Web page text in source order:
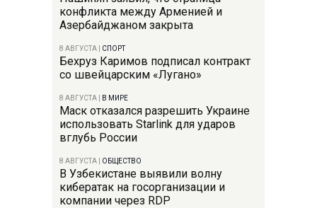
конфликта между Арменией и
Азербайджаном закрыта
8 АВГУСТА СПОРТ
Бехруз Каримов подписал контракт
со швейцарским «Лугано»
8 АВГУСТА В МИРЕ
Маск отказался разрешить Украине
использовать Starlink для ударов
вглубь России
8 АВГУСТА ОБЩЕСТВО
В Узбекистане выявили волну
кибератак на госорганизации и
компании через RDP